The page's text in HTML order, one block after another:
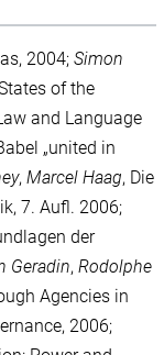
2004;Simon
of the
and Language
„united in
, Marcel Haag, Die
7. Aufl. 2006;
der
Geradin,Rodolphe
Agencies in
2006;